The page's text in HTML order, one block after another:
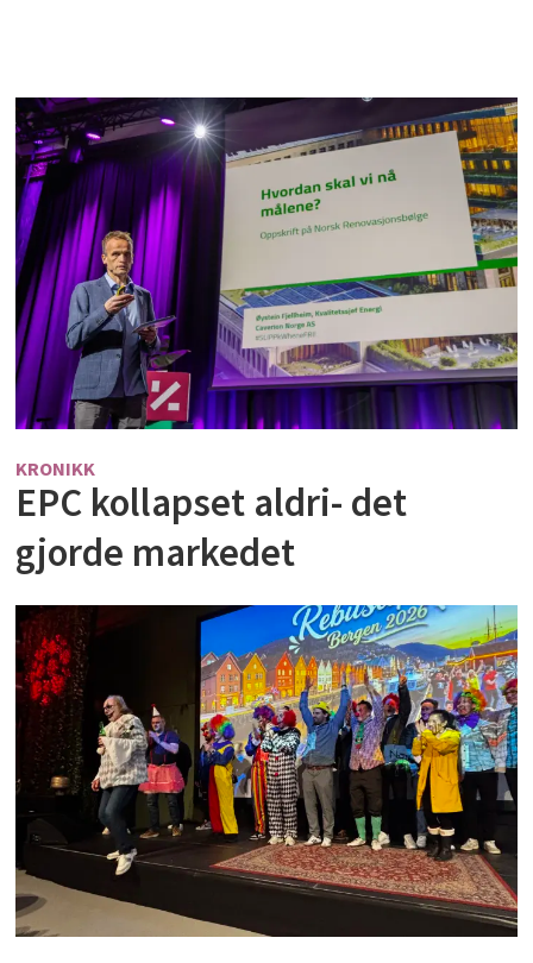
KRONIKK
EPC kollapset aldri- det
gjorde markedet